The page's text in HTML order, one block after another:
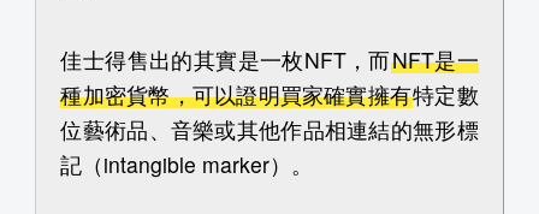
佳士得售出的其實是一枚NFT，而NFT是一
種加密貨幣，可以證明買家確實擁有特定數
位藝術品、音樂或其他作品相連結的無形標
記（intangible marker）。